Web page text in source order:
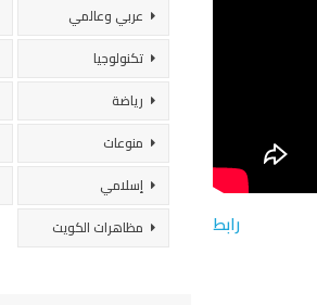
رابط
عربي وعالمي
تكنولوجيا
رياضة
منوعات
إسلامي
مظاهرات الكويت